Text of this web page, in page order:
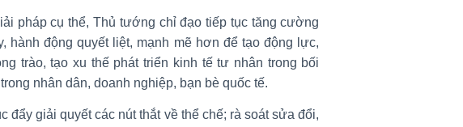
pháp cụ thể, Thủ tướng chỉ đạo tiếp tục tăng cường
hành động quyết liệt, mạnh mẽ hơn để tạo động lực,
trào, tạo xu thế phát triển kinh tế tư nhân trong bối
nhân dân, doanh nghiệp, bạn bè quốc tế.
đẩy giải quyết các nút thắt về thể chế; rà soát sửa đổi,